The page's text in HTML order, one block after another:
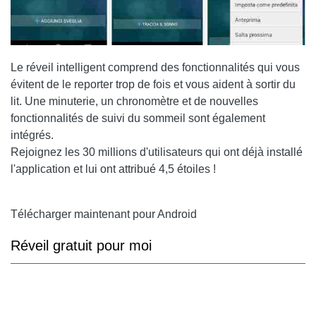
Le réveil intelligent comprend des fonctionnalités qui vous
évitent de le reporter trop de fois et vous aident à sortir du
lit. Une minuterie, un chronomètre et de nouvelles
fonctionnalités de suivi du sommeil sont également
intégrés.
Rejoignez les 30 millions d'utilisateurs qui ont déjà installé
l'application et lui ont attribué 4,5 étoiles !
Télécharger maintenant pour Android
Réveil gratuit pour moi